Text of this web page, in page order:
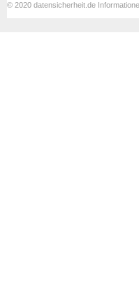
© 2020 datensicherheit.de